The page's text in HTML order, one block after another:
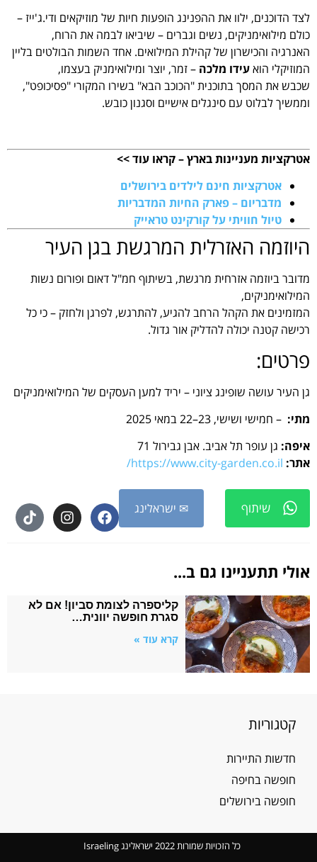
לצד הדוכנים, ילוו את ההפנינג הופעות חיות של מוזיקאים ודי.ג'ייז –
כולם מילואימניקים, נשים וגברים – שיביאו לבמה את הרוח,
האנרגיה והכישרון של קהילת המילואים. אחד השמות הבולטים בליין
המוזיקלי הואעידו מלכה – זמר, יוצר ומילואימניק בעצמו,
שכבש את המסך בתוכנית "הכוכב הבא" בשירו המקורי "פסיכופט",
וממשיך לבלוט עם סינגלים אישיים וסגנון כובש.
אטרקציות מעניינות בארץ – קראו עוד >>
אטרקציות חינם לילדים בירושלים
מדבריום – פארק החיות המדבריות
טיול חוויתי על קורקינט טראייק
היוזמה האזרלית המרגשת בגן העיר
מדובר ביוזמה אזרחית מרגשת, בשיתוף חמ"ל דאום ופורום נשות
המילואימניקים,
המזמינים את הקהל הרחב להגיע, להתרגש, לפרגן ולחזק – כי כל
רכישה קטנה יכולה להדליק אור גדול.
פרטים:
גן העיר עושה שופינג ציוני – יריד למען העסקים של המילואימניקים
מתי: – חמישי ושישי, 23–22 במאי 2025
איפה: גן עופר תל אביב. אבן גבירול 71
אתר: https://www.city-garden.co.il/
שיתוף ✉ ישראלינג
אולי תתעניינו גם ב...
קליספרה לצומת סביון! אם לא
סגרת חופשה יוונית…
קרא עוד »
קטגוריות
חדשות התיירות
חופשה בחיפה
חופשה בירושלים
כל הזכויות שמורות 2022 ישראלינג Israeling